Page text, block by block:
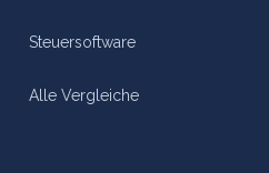
Steuersoftware
Alle Vergleiche